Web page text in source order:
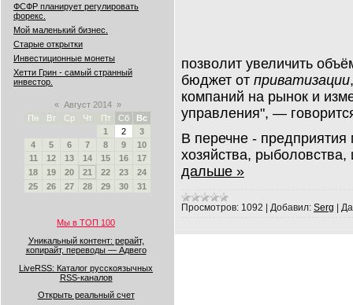
ФСФР планирует регулировать
форекс.
Мой маленький бизнес.
Старые открытки
Инвестиционные монеты
Хетти Грин - самый странный
инвестор.
« Август 2014 »
Пн
Вт Ср Чт Пт Сб
Вс
1
2
3
4
5 6 7 8 9
10
11
12 13 14 15 16
17
18
19 20 21 22 23
24
25
26 27 28 29 30 31
Мы в ТОП 100
Уникальный контент: рерайт,
копирайт, переводы — Адвего
LiveRSS: Каталог русскоязычных
RSS-каналов
Открыть реальный счет
позволит увеличить
бюджет от приватизации
компаний на рынок и
управления", —
В перечне - предприятия
хозяйства,
дальше »
Просмотров: 1092 Добавил: Serg